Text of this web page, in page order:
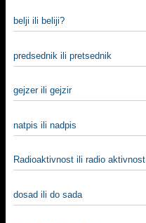
belji ili beliji?
predsednik ili pretsednik
gejzer ili gejzir
natpis ili nadpis
Radioaktivnost ili radio aktivnost
dosad ili do sada